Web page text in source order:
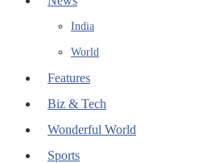
India
World
Features
Biz & Tech
Wonderful World
Sports